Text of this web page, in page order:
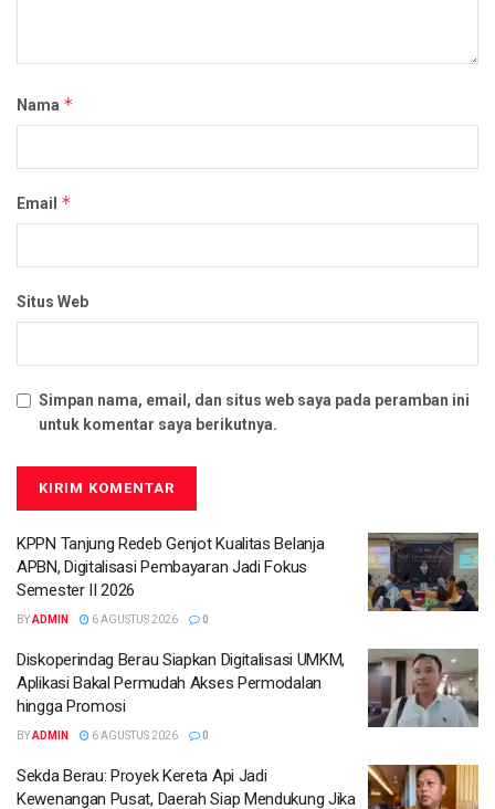
Nama *
Email *
Situs Web
Simpan nama, email, dan situs web saya pada peramban ini
untuk komentar saya berikutnya.
KPPN Tanjung Redeb Genjot Kualitas Belanja
APBN, Digitalisasi Pembayaran Jadi Fokus
Semester II 2026
BYADMIN 6 AGUSTUS 2026 0
Diskoperindag Berau Siapkan Digitalisasi UMKM,
Aplikasi Bakal Permudah Akses Permodalan
hingga Promosi
BYADMIN 6 AGUSTUS 2026 0
Sekda Berau: Proyek Kereta Api Jadi
Kewenangan Pusat, Daerah Siap Mendukung Jika